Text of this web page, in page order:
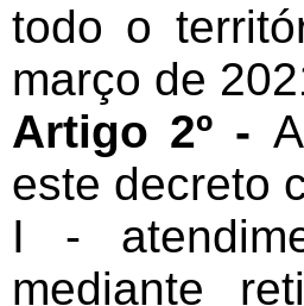
todo o
março de
Artigo 2º -
este decreto
I -
mediante